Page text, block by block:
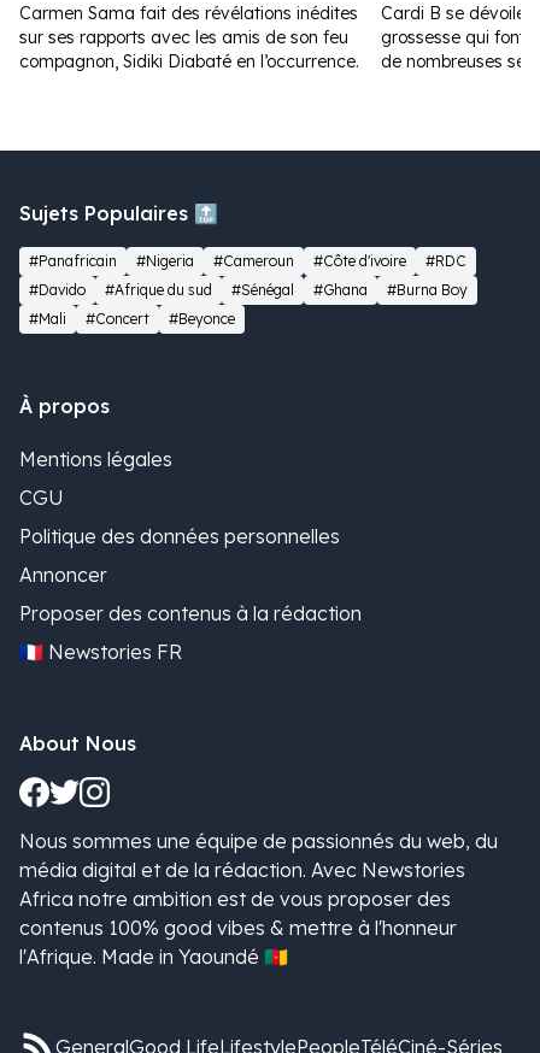
Carmen Sama fait des révélations inédites
sur ses rapports avec les amis de son feu
compagnon, Sidiki Diabaté en l’occurrence.
Cardi B se dévoile
grossesse qui font
de nombreuses
Sujets Populaires 🔝
#Panafricain #Nigeria #Cameroun #Côte d'ivoire
#RDC
#Davido
#Afrique du sud #Sénégal #Ghana
#Burna Boy
#Mali
#Concert #Beyonce
À propos
Mentions légales
CGU
Politique des données personnelles
Annoncer
Proposer des contenus à la rédaction
🇫🇷 Newstories FR
About Nous
Nous sommes une équipe de passionnés du web, du
média digital et de la rédaction. Avec Newstories
Africa notre ambition est de vous proposer des
contenus 100% good vibes & mettre à l'honneur
l'Afrique. Made in Yaoundé 🇨🇲
GeneralGood LifeLifestylePeopleTéléCiné-Séries